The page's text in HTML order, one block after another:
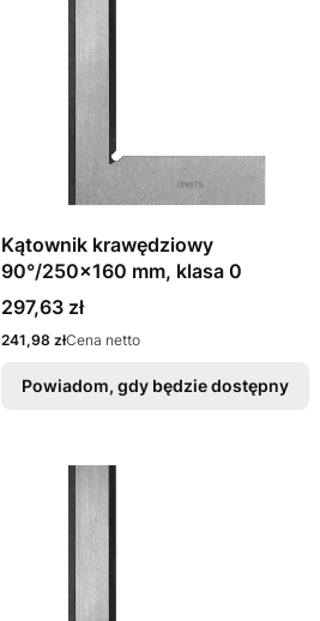
Kątownik krawędziowy
90°/250x160 mm, klasa 0
Cena
297,63 zł
Cena
241,98 złCena netto
Powiadom, gdy będzie dostępny